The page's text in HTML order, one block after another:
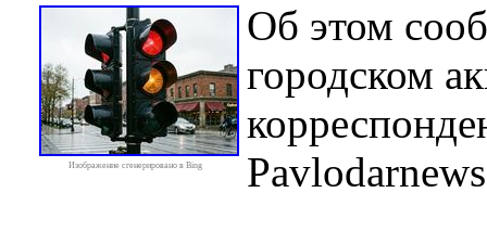
Изображение сгенерировано в Bing
Об этом
городском